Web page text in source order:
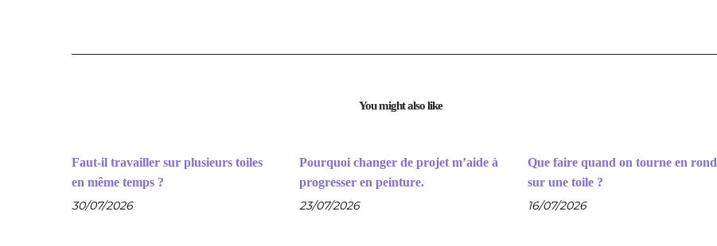
You might also like
Faut-il travailler sur plusieurs toiles
en même temps ?
30/07/2026
Pourquoi changer de projet m’aide à
progresser en peinture.
23/07/2026
Que faire quand on tourne en rond
sur une toile ?
16/07/2026